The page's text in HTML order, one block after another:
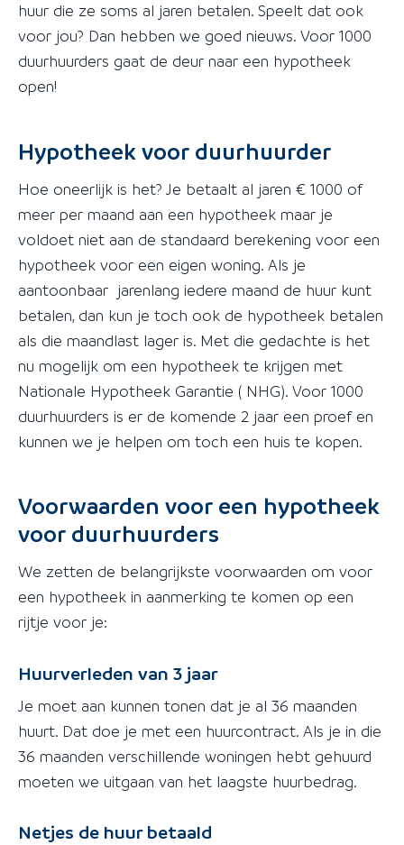
huur die ze soms al jaren betalen. Speelt dat ook
voor jou? Dan hebben we goed nieuws. Voor 1000
duurhuurders gaat de deur naar een hypotheek
open!
Hypotheek voor duurhuurder
Hoe oneerlijk is het? Je betaalt al jaren € 1000 of
meer per maand aan een hypotheek maar je
voldoet niet aan de standaard berekening voor een
hypotheek voor een eigen woning. Als je
aantoonbaar jarenlang iedere maand de huur kunt
betalen, dan kun je toch ook de hypotheek betalen
als die maandlast lager is. Met die gedachte is het
nu mogelijk om een hypotheek te krijgen met
Nationale Hypotheek Garantie ( NHG). Voor 1000
duurhuurders is er de komende 2 jaar een proef en
kunnen we je helpen om toch een huis te kopen.
Voorwaarden voor een hypotheek
voor duurhuurders
We zetten de belangrijkste voorwaarden om voor
een hypotheek in aanmerking te komen op een
rijtje voor je:
Huurverleden van 3 jaar
Je moet aan kunnen tonen dat je al 36 maanden
huurt. Dat doe je met een huurcontract. Als je in die
36 maanden verschillende woningen hebt gehuurd
moeten we uitgaan van het laagste huurbedrag.
Netjes de huur betaald